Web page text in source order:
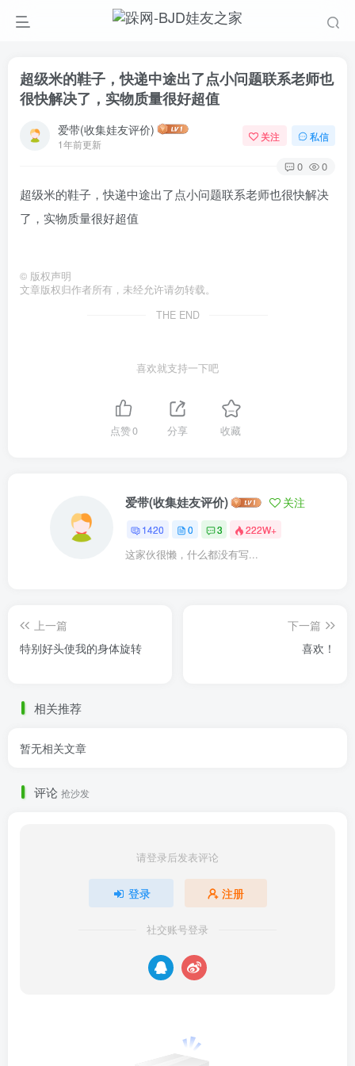
超级米的鞋子，快递中途出了点小问题联系老师也
很快解决了，实物质量很好超值
爱带(收集娃友评价)
1年前更新
关注 私信
0 0
超级米的鞋子，快递中途出了点小问题联系老师也很快解决
了，实物质量很好超值
© 版权声明
文章版权归作者所有，未经允许请勿转载。
THE END
喜欢就支持一下吧
点赞0 分享 收藏
爱带(收集娃友评价) 关注
1420 0 3 222W+
这家伙很懒，什么都没有写...
上一篇
特别好头使我的身体旋转
下一篇
喜欢！
相关推荐
暂无相关文章
评论 抢沙发
请登录后发表评论
登录 注册
社交账号登录